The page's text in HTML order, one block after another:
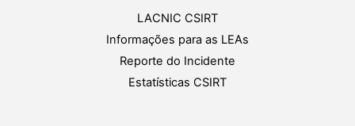
LACNIC CSIRT
Informações para as LEAs
Reporte do Incidente
Estatísticas CSIRT